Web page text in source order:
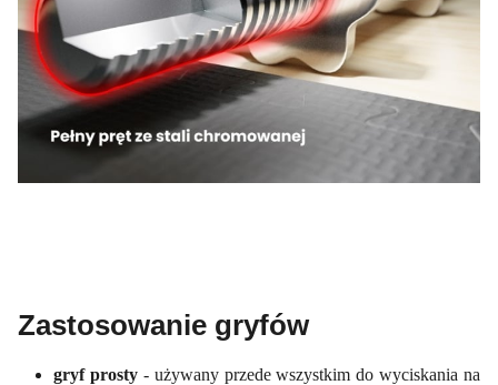
Zastosowanie gryfów
gryf prosty - używany przede wszystkim do wyciskania na